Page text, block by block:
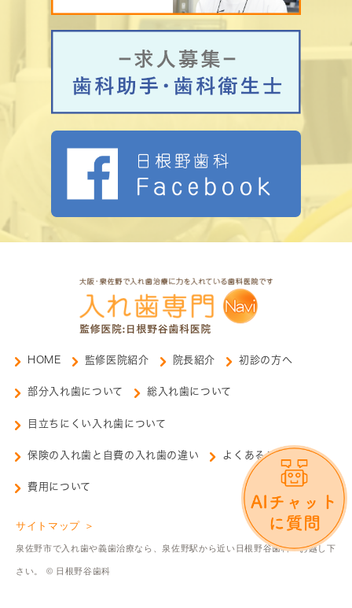
HOME 監修医院紹介 院長紹介 初診の方へ
部分入れ歯について 総入れ歯について
目立ちにくい入れ歯について
保険の入れ歯と自費の入れ歯の違い よくあるご質問
費用について
サイトマップ ＞
泉佐野市で入れ歯や義歯治療なら、泉佐野駅から近い日根野谷歯科へお越し下
さい。 © 日根野谷歯科